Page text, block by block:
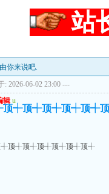
站
你来说吧.
: 2026-06-02 23:00 ---
辑 u
顶┽顶┽顶┽顶┽顶┽
┽顶┽顶┽顶┽顶┽顶┽顶┽